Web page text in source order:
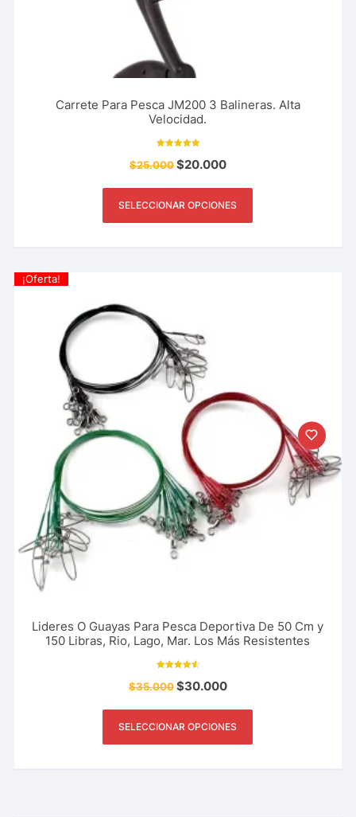
Carrete Para Pesca JM200 3 Balineras. Alta
Velocidad.
5.00
de 5
$25.000$20.000
SELECCIONAR OPCIONES
¡Oferta!
Lideres O Guayas Para Pesca Deportiva De 50 Cm y
150 Libras, Rio, Lago, Mar. Los Más Resistentes
con
4.64
$35.000$30.000
SELECCIONAR OPCIONES